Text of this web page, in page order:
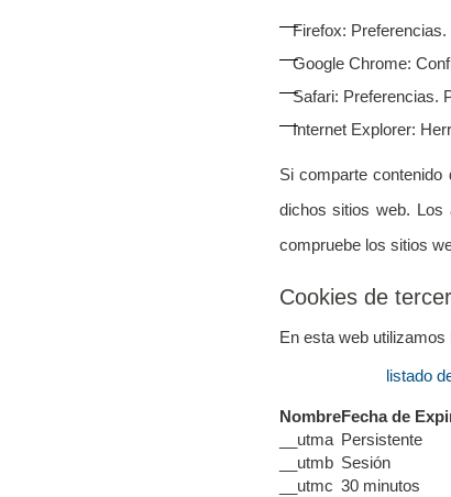
Firefox: Preferencias.
Google Chrome:
Safari: Preferencias.
Internet Explorer:
Si comparte
dichos sitios web.
compruebe los sitios
Cookies de
En esta web
listado
NombreFecha de
__utma Persistente
__utmb Sesión
__utmc 30 minutos